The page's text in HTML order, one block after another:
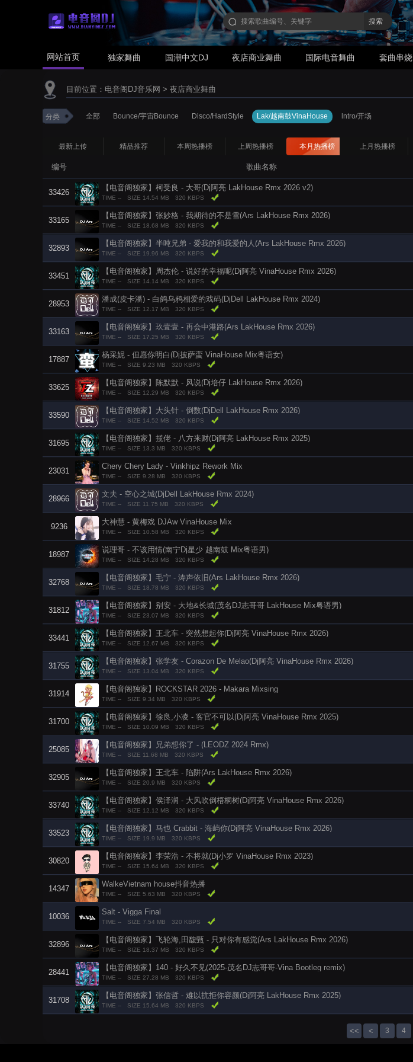
搜索
网站首页 独家舞曲 国潮中文DJ 夜店商业舞曲 国际电音舞曲 套曲串烧
目前位置： 电音阁DJ音乐网 > 夜店商业舞曲
分类 全部 Bounce/宇宙Bounce Disco/HardStyle Lak/越南鼓VinaHouse lntro/开场
最新上传 精品推荐 本周热播榜 上周热播榜 本月热播榜 上月热播榜
编号 歌曲名称
33426
【电音阁独家】柯受良 - 大哥(Dj阿亮 LakHouse Rmx 2026 v2)
TIME -- SIZE 14.54 MB 320 KBPS
33165
【电音阁独家】张妙格 - 我期待的不是雪(Ars LakHouse Rmx 2026)
TIME -- SIZE 18.68 MB 320 KBPS
32893
【电音阁独家】半吨兄弟 - 爱我的和我爱的人(Ars LakHouse Rmx 2026)
TIME -- SIZE 19.96 MB 320 KBPS
33451
【电音阁独家】周杰伦 - 说好的幸福呢(Dj阿亮 VinaHouse Rmx 2026)
TIME -- SIZE 14.14 MB 320 KBPS
28953
潘成(皮卡潘) - 白鸽乌鸦相爱的戏码(DjDell LakHouse Rmx 2024)
TIME -- SIZE 12.17 MB 320 KBPS
33163
【电音阁独家】玖壹壹 - 再会中港路(Ars LakHouse Rmx 2026)
TIME -- SIZE 17.25 MB 320 KBPS
17887
杨采妮 - 但愿你明白(Dj披萨蛮 VinaHouse Mix粤语女)
TIME -- SIZE 9.23 MB 320 KBPS
33625
【电音阁独家】陈默默 - 风说(Dj培仔 LakHouse Rmx 2026)
TIME -- SIZE 12.29 MB 320 KBPS
33590
【电音阁独家】大头针 - 倒数(DjDell LakHouse Rmx 2026)
TIME -- SIZE 14.52 MB 320 KBPS
31695
【电音阁独家】揽佬 - 八方来财(Dj阿亮 LakHouse Rmx 2025)
TIME -- SIZE 13.3 MB 320 KBPS
23031
Chery Chery Lady - Vinkhipz Rework Mix
TIME -- SIZE 9.28 MB 320 KBPS
28966
文夫 - 空心之城(DjDell LakHouse Rmx 2024)
TIME -- SIZE 11.75 MB 320 KBPS
9236
大神慧 - 黄梅戏 DJAw VinaHouse Mix
TIME -- SIZE 10.58 MB 320 KBPS
18987
说理哥 - 不该用情(南宁Dj星少 越南鼓 Mix粤语男)
TIME -- SIZE 14.28 MB 320 KBPS
32768
【电音阁独家】毛宁 - 涛声依旧(Ars LakHouse Rmx 2026)
TIME -- SIZE 18.78 MB 320 KBPS
31812
【电音阁独家】别安 - 大地&长城(茂名DJ志哥哥 LakHouse Mix粤语男)
TIME -- SIZE 23.07 MB 320 KBPS
33441
【电音阁独家】王北车 - 突然想起你(Dj阿亮 VinaHouse Rmx 2026)
TIME -- SIZE 12.67 MB 320 KBPS
31755
【电音阁独家】张学友 - Corazon De Melao(Dj阿亮 VinaHouse Rmx 2026)
TIME -- SIZE 13.04 MB 320 KBPS
31914
【电音阁独家】ROCKSTAR 2026 - Makara Mixsing
TIME -- SIZE 9.34 MB 320 KBPS
31700
【电音阁独家】徐良,小凌 - 客官不可以(Dj阿亮 VinaHouse Rmx 2025)
TIME -- SIZE 10.09 MB 320 KBPS
25085
【电音阁独家】兄弟想你了 - (LEODZ 2024 Rmx)
TIME -- SIZE 11.68 MB 320 KBPS
32905
【电音阁独家】王北车 - 陷阱(Ars LakHouse Rmx 2026)
TIME -- SIZE 20.9 MB 320 KBPS
33740
【电音阁独家】侯泽润 - 大风吹倒梧桐树(Dj阿亮 VinaHouse Rmx 2026)
TIME -- SIZE 12.12 MB 320 KBPS
33523
【电音阁独家】马也 Crabbit - 海屿你(Dj阿亮 VinaHouse Rmx 2026)
TIME -- SIZE 19.9 MB 320 KBPS
30820
【电音阁独家】李荣浩 - 不将就(Dj小罗 VinaHouse Rmx 2023)
TIME -- SIZE 15.64 MB 320 KBPS
14347
WalkeVietnam house抖音热播
TIME -- SIZE 5.63 MB 320 KBPS
10036
Salt - Vigga Final
TIME -- SIZE 7.54 MB 320 KBPS
32896
【电音阁独家】飞轮海,田馥甄 - 只对你有感觉(Ars LakHouse Rmx 2026)
TIME -- SIZE 18.37 MB 320 KBPS
28441
【电音阁独家】140 - 好久不见(2025-茂名DJ志哥哥-Vina Bootleg remix)
TIME -- SIZE 27.28 MB 320 KBPS
31708
【电音阁独家】张信哲 - 难以抗拒你容颜(Dj阿亮 LakHouse Rmx 2025)
TIME -- SIZE 15.64 MB 320 KBPS
<< < 3 4